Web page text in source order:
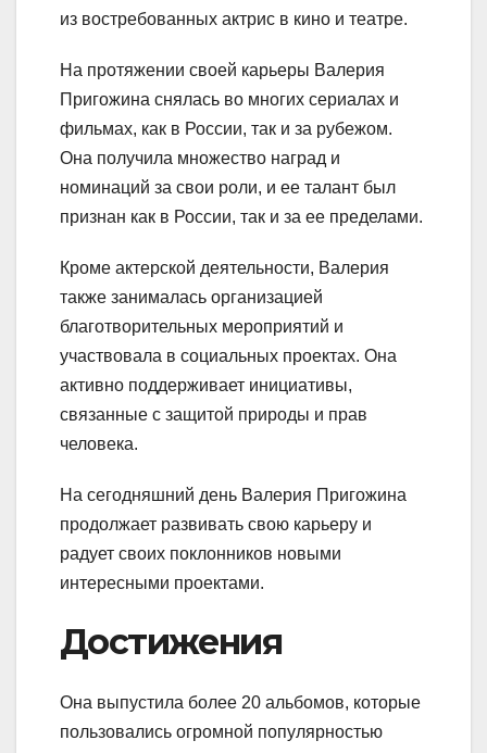
из востребованных актрис в кино и театре.
На протяжении своей карьеры Валерия
Пригожина снялась во многих сериалах и
фильмах, как в России, так и за рубежом.
Она получила множество наград и
номинаций за свои роли, и ее талант был
признан как в России, так и за ее пределами.
Кроме актерской деятельности, Валерия
также занималась организацией
благотворительных мероприятий и
участвовала в социальных проектах. Она
активно поддерживает инициативы,
связанные с защитой природы и прав
человека.
На сегодняшний день Валерия Пригожина
продолжает развивать свою карьеру и
радует своих поклонников новыми
интересными проектами.
Достижения
Она выпустила более 20 альбомов, которые
пользовались огромной популярностью